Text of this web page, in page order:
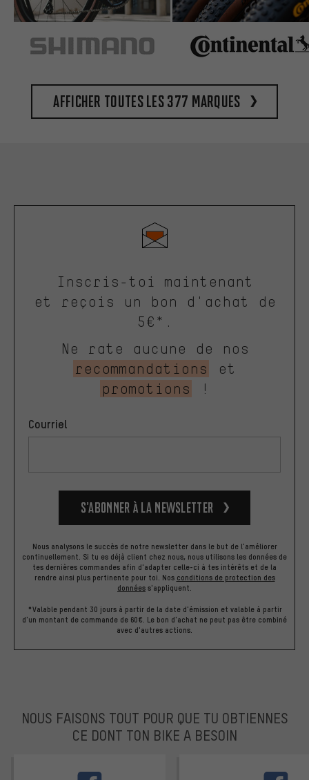
Afficher toutes les 377 marques
Inscris-toi maintenant
et reçois un bon d'achat de
5€*.
Ne rate aucune de nos
recommandations
et
promotions
!
Courriel
S’abonner à la newsletter
Nous analysons le succès de notre newsletter dans le but de l'améliorer
continuellement. Si tu es déjà client chez nous, nous utilisons les données de
tes dernières commandes afin d'adapter celle-ci à tes intérêts et de la
rendre ainsi plus pertinente pour toi. Nos conditions de protection des
données s'appliquent.
*Valable pendant 30 jours à partir de la date d'émission et valable à partir
d'un montant de commande de 60€. Le bon d'achat ne peut pas être combiné
avec d'autres actions.
NOUS FAISONS TOUT POUR QUE TU OBTIENNES
CE DONT TON BIKE A BESOIN